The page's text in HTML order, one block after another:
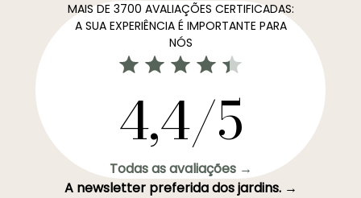
MAIS DE 3700 AVALIAÇÕES CERTIFICADAS:
A SUA EXPERIÊNCIA É IMPORTANTE PARA
NÓS
4,4/5
Todas as avaliações →
A newsletter preferida dos jardins. →